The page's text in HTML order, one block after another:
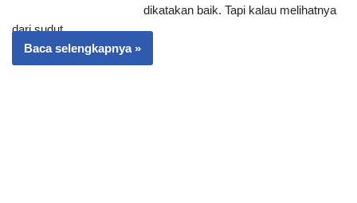
dikatakan baik. Tapi kalau melihatnya
dari sudut…
Baca selengkapnya »